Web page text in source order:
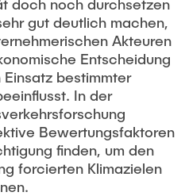
doch noch durchsetzen
gut deutlich machen,
Akteuren
Entscheidung
bestimmter
In der
Bewertungsfaktoren
finden, um den
forcierten Klimazielen